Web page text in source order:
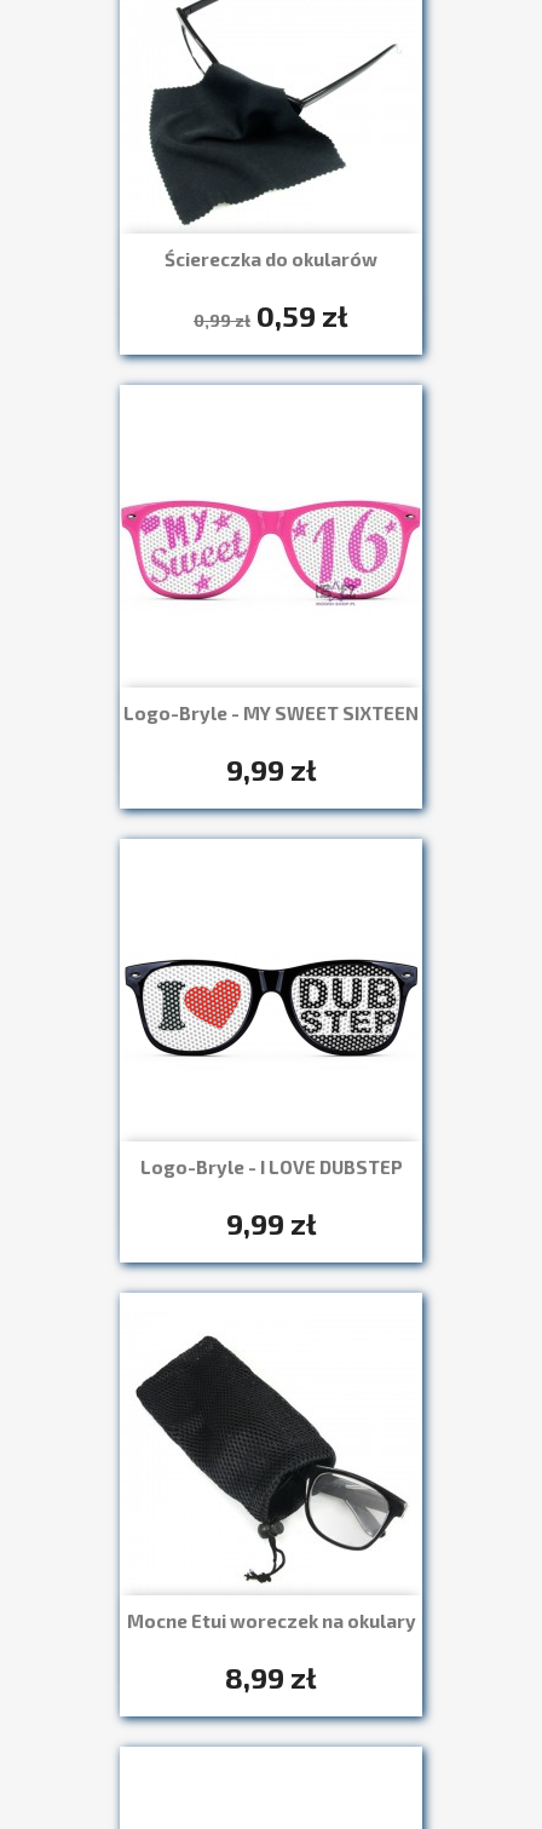
Ściereczka do okularów
0,99 zł 0,59 zł
Szybki podgląd
Logo-Bryle - MY SWEET SIXTEEN
9,99 zł
Szybki podgląd
Logo-Bryle - I LOVE DUBSTEP
9,99 zł
Szybki podgląd
Mocne Etui woreczek na okulary
8,99 zł
Szybki podgląd